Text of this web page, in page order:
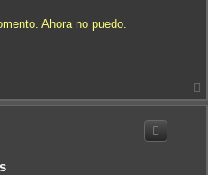
Ahora no puedo.
r